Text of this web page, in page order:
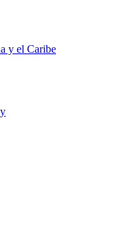
y el Caribe